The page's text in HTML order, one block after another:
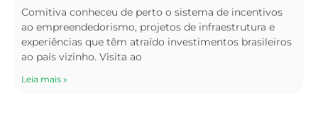
Comitiva conheceu de perto o sistema de incentivos
ao empreendedorismo, projetos de infraestrutura e
experiências que têm atraído investimentos brasileiros
ao país vizinho. Visita ao
Leia mais »